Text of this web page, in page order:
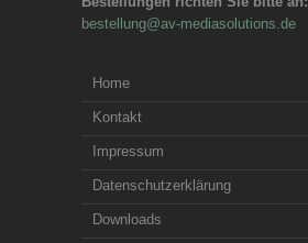
bestellung@av-mediasolutions.de
Home
Kontakt
Impressum
Datenschutzerklärung
Downloads